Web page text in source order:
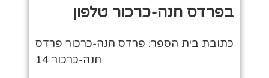
בפרדס חנה-כרכור טלפון
כתובת בית הספר: פרדס חנה-כרכור פרדס
חנה-כרכור 14